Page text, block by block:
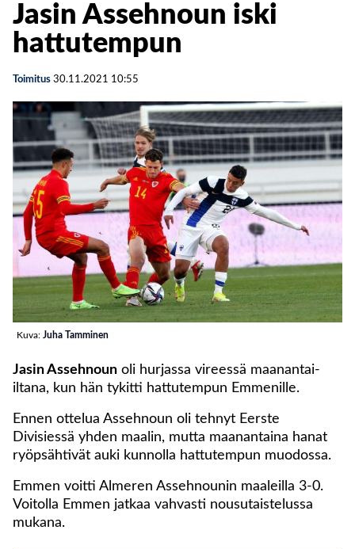
Jasin Assehnoun iski
hattutempun
Toimitus 30.11.2021 10:55
Kuva: Juha Tamminen
Jasin Assehnoun oli hurjassa vireessä maanantai-
iltana, kun hän tykitti hattutempun Emmenille.
Ennen ottelua Assehnoun oli tehnyt Eerste
Divisiessä yhden maalin, mutta maanantaina hanat
ryöpsähtivät auki kunnolla hattutempun muodossa.
Emmen voitti Almeren Assehnounin maaleilla 3-0.
Voitolla Emmen jatkaa vahvasti nousutaistelussa
mukana.